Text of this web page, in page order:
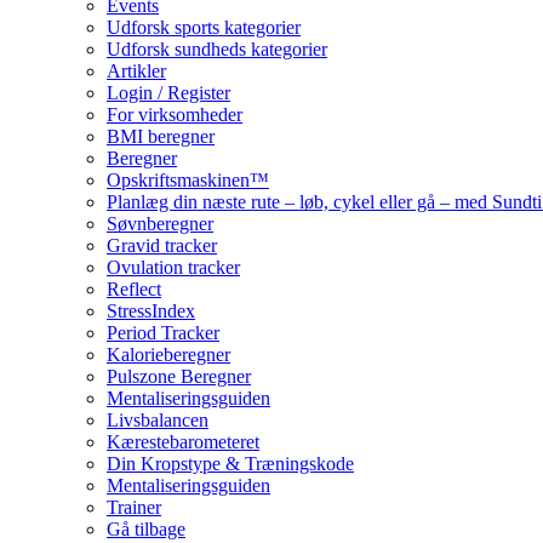
Events
Udforsk sports kategorier
Udforsk sundheds kategorier
Artikler
Login / Register
For virksomheder
BMI beregner
Beregner
Opskriftsmaskinen™
Planlæg din næste rute – løb, cykel eller gå – med
Søvnberegner
Gravid tracker
Ovulation tracker
Reflect
StressIndex
Period Tracker
Kalorieberegner
Pulszone Beregner
Mentaliseringsguiden
Livsbalancen
Kærestebarometeret
Din Kropstype & Træningskode
Mentaliseringsguiden
Trainer
Gå tilbage